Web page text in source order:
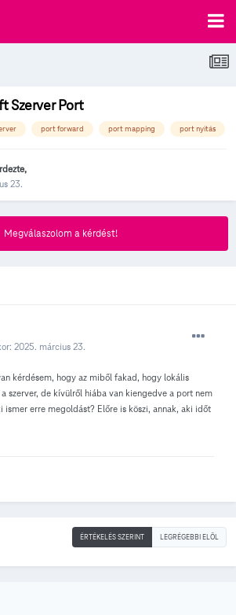
Szerver Port
port forward port mapping port nyitás
23.
Megválaszolom a kérdést!
2025. március 23.
kérdésem, hogy az miből fakad, hogy lokális
szerver, de kívülről hiába van kiengedve a port nem
ismer erre megoldást? Előre is köszi, annak, aki időt
ÉRTÉKELÉS SZERINT LEGRÉGEBBI ELÖL